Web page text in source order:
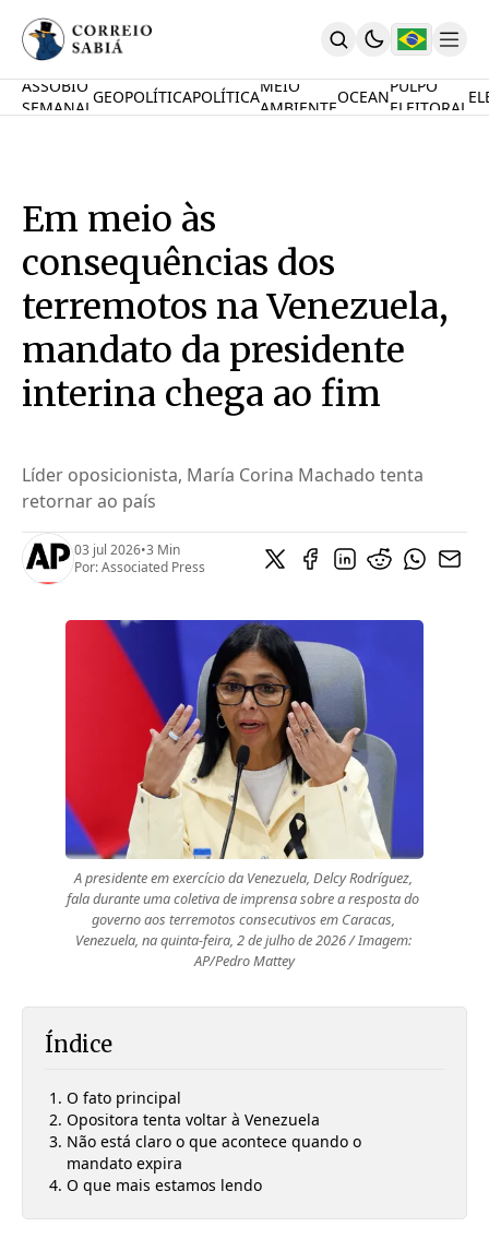
Comunidade
Contrate
English
Desafio Oceânico
Imposto De Renda
Calcule O Carbono
Calcule A Poupança
ASSOBIO
SEMANAL
GEOPOLÍTICAPOLÍTICA
MEIO
AMBIENTE
OCEAN
PULPO
ELEITORAL
Em meio às
consequências dos
terremotos na Venezuela,
mandato da presidente
interina chega ao fim
Líder oposicionista, María Corina Machado tenta
retornar ao país
03 jul 2026•3 Min
Por:Associated Press
A presidente em exercício da Venezuela, Delcy Rodríguez,
fala durante uma coletiva de imprensa sobre a resposta do
governo aos terremotos consecutivos em Caracas,
Venezuela, na quinta-feira, 2 de julho de 2026 / Imagem:
AP/Pedro Mattey
Índice
O fato principal
Opositora tenta voltar à Venezuela
Não está claro o que acontece quando o
mandato expira
O que mais estamos lendo